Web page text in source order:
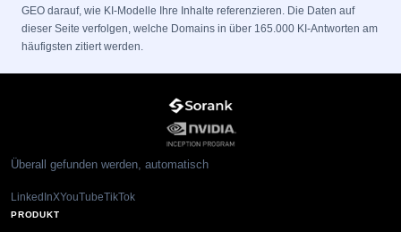
GEO darauf, wie KI-Modelle Ihre Inhalte referenzieren. Die Daten auf
dieser Seite verfolgen, welche Domains in über 165.000 KI-Antworten am
häufigsten zitiert werden.
Überall gefunden werden, automatisch
LinkedInXYouTubeTikTok
PRODUKT